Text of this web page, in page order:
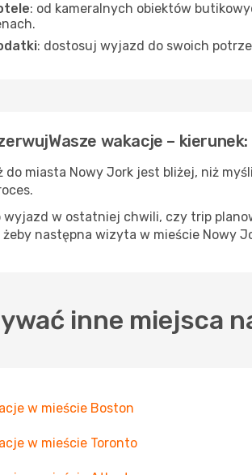
: od kameralnych obiektów
: dostosuj wyjazd do swoich
wakacje –
do miasta Nowy Jork jest bliżej, niż
wyjazd w ostatniej chwili, czy trip
żeby następna wizyta w mieście Nowy
inne miejsca
w mieście Boston
w mieście Toronto